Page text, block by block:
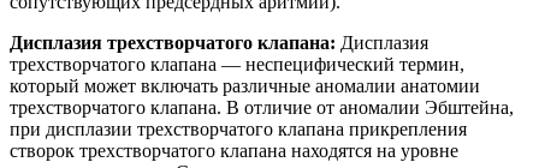
Дисплазия трехстворчатого клапана: Дисплазия
трехстворчатого клапана — неспецифический термин,
который может включать различные аномалии анатомии
трехстворчатого клапана. В отличие от аномалии Эбштейна,
при дисплазии трехстворчатого клапана прикрепления
створок трехстворчатого клапана находятся на уровне